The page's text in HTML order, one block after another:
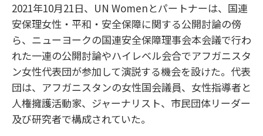
2021年10月21日、UN Womenとパートナーは、国連
安保理女性・平和・安全保障に関する公開討論の傍
ら、ニューヨークの国連安全保障理事会本会議で行わ
れた一連の公開討論やハイレベル会合でアフガニスタ
ン女性代表団が参加して演説する機会を設けた。代表
団は、アフガニスタンの女性国会議員、女性指導者と
人権擁護活動家、ジャーナリスト、市民団体リーダー
及び研究者で構成されていた。